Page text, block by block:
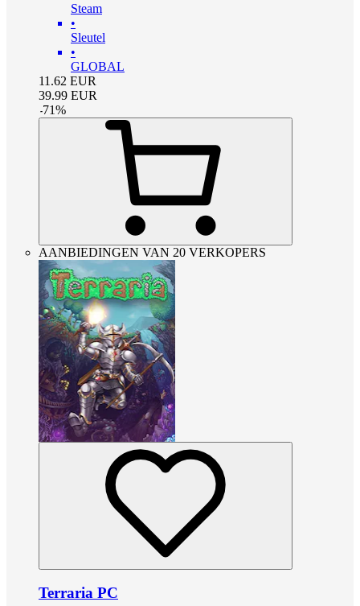
Steam
•
Sleutel
•
GLOBAL
11.62 EUR
39.99 EUR
-71%
AANBIEDINGEN VAN 20 VERKOPERS
Terraria PC